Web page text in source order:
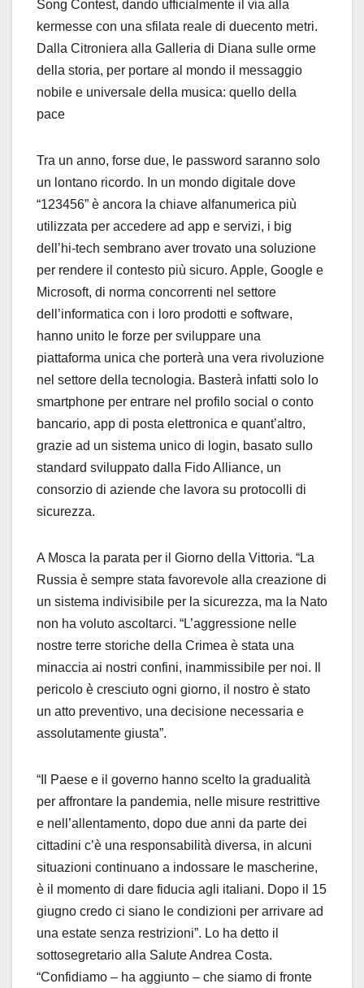
Song Contest, dando ufficialmente il via alla
kermesse con una sfilata reale di duecento metri.
Dalla Citroniera alla Galleria di Diana sulle orme
della storia, per portare al mondo il messaggio
nobile e universale della musica: quello della
pace
Tra un anno, forse due, le password saranno solo
un lontano ricordo. In un mondo digitale dove
“123456” è ancora la chiave alfanumerica più
utilizzata per accedere ad app e servizi, i big
dell’hi-tech sembrano aver trovato una soluzione
per rendere il contesto più sicuro. Apple, Google e
Microsoft, di norma concorrenti nel settore
dell’informatica con i loro prodotti e software,
hanno unito le forze per sviluppare una
piattaforma unica che porterà una vera rivoluzione
nel settore della tecnologia. Basterà infatti solo lo
smartphone per entrare nel profilo social o conto
bancario, app di posta elettronica e quant’altro,
grazie ad un sistema unico di login, basato sullo
standard sviluppato dalla Fido Alliance, un
consorzio di aziende che lavora su protocolli di
sicurezza.
A Mosca la parata per il Giorno della Vittoria. “La
Russia è sempre stata favorevole alla creazione di
un sistema indivisibile per la sicurezza, ma la Nato
non ha voluto ascoltarci. “L’aggressione nelle
nostre terre storiche della Crimea è stata una
minaccia ai nostri confini, inammissibile per noi. Il
pericolo è cresciuto ogni giorno, il nostro è stato
un atto preventivo, una decisione necessaria e
assolutamente giusta”.
“Il Paese e il governo hanno scelto la gradualità
per affrontare la pandemia, nelle misure restrittive
e nell’allentamento, dopo due anni da parte dei
cittadini c’è una responsabilità diversa, in alcuni
situazioni continuano a indossare le mascherine,
è il momento di dare fiducia agli italiani. Dopo il 15
giugno credo ci siano le condizioni per arrivare ad
una estate senza restrizioni”. Lo ha detto il
sottosegretario alla Salute Andrea Costa.
“Confidiamo – ha aggiunto – che siamo di fronte